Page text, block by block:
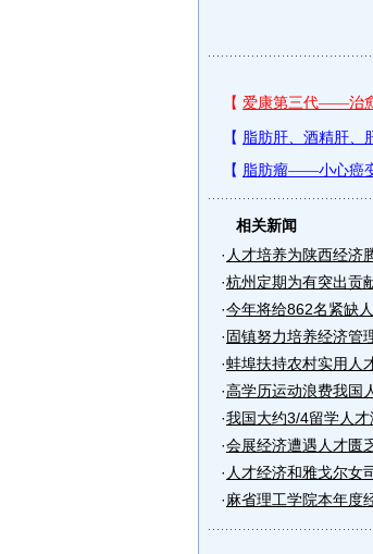
相关新闻
· 人才培养为陕西经济
·杭州定期为有突出贡
·今年将给862名紧缺
·固镇努力培养经济管
·蚌埠扶持农村实用人
·高学历运动浪费我国
·我国大约3/4留学人
·会展经济遭遇人才匮
· 人才经济和雅戈尔女
·麻省理工学院本年度